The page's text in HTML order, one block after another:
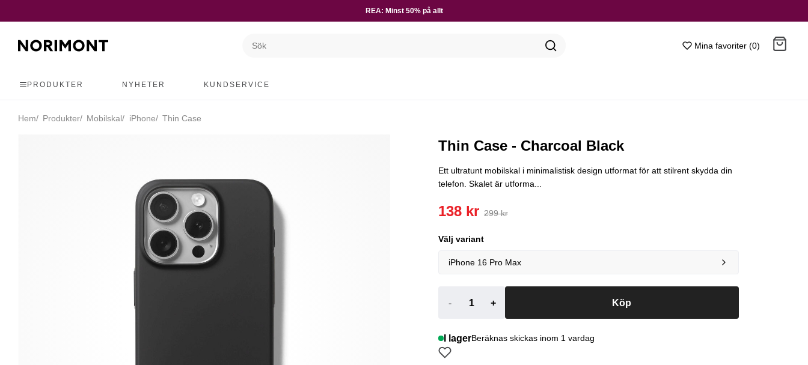
REA: Minst 50% på allt
Mina favoriter (0)
PRODUKTER NYHETER KUNDSERVICE
Hem Produkter Mobilskal iPhone Thin Case
Thin Case - Charcoal Black
Ett ultratunt mobilskal i minimalistisk design utformat för att stilrent skydda din
telefon. Skalet är utforma...
138 kr 299 kr
Välj variant
iPhone 16 Pro Max
- + Köp
I lagerBeräknas skickas inom 1 vardag